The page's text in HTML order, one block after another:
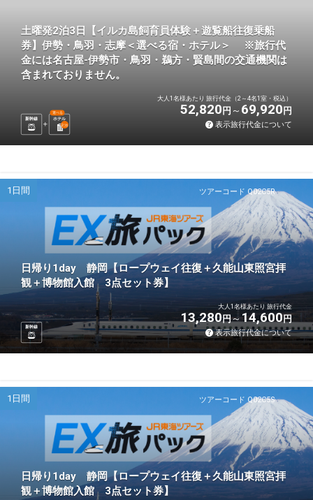
土曜発2泊3日【イルカ島飼育員体験＋遊覧船往復乗船
券】伊勢・鳥羽・志摩＜選べる宿・ホテル＞ ※旅行代
金には名古屋-伊勢市・鳥羽・鵜方・賢島間の交通機関は
含まれておりません。
新幹線 ホテル
選べる
2泊
大人1名様あたり 旅行代金（2～4名1室・税込）
52,820 円 69,920 円
表示旅行代金について
ツアーコード Q02C5R
1日間
日帰り1day 静岡【ロープウェイ往復＋久能山東照宮拝
観＋博物館入館 3点セット券】
新幹線
大人1名様あたり 旅行代金
13,280円 14,600円
表示旅行代金について
ツアーコード Q02C5S
1日間
日帰り1day 静岡【ロープウェイ往復＋久能山東照宮拝
観＋博物館入館 3点セット券】